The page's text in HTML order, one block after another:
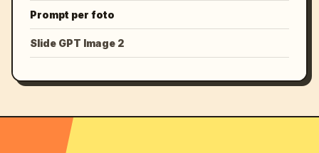
Prompt per foto
Slide GPT Image 2